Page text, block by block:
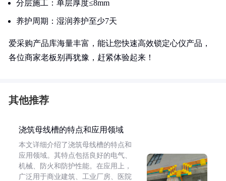
分层施工：单层厚度≤8mm
养护周期：湿润养护至少7天
爱采购产品库海量丰富，能让您快速高效锁定心仪产品，
各位商家老板别再犹豫，赶紧体验起来！
其他推荐
浇筑母线槽的特点和应用领域
本文详细介绍了浇筑母线槽的特点和
应用领域。其特点包括良好的电气、
机械、防火和防护性能。在应用上，
广泛用于商业建筑、工业厂房、医院